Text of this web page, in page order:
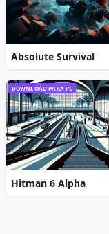
Absolute Survival
DOWNLOAD PARA PC
Hitman 6 Alpha